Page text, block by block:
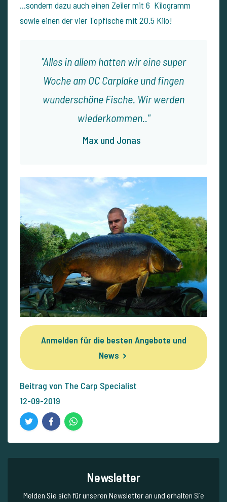
...sondern dazu auch einen Zeiler mit 6 Kilogramm
sowie einen der vier Topfische mit 20.5 Kilo!
Alles in allem hatten wir eine super
Woche am OC Carplake und fingen
wunderschöne Fische. Wir werden
wiederkommen..
Max und Jonas
Anmelden für die besten Angebote und
News
Beitrag von The Carp Specialist
12-09-2019
Newsletter
Melden Sie sich für unseren Newsletter an und erhalten Sie